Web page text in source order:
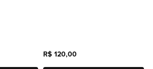
R$ 120,00